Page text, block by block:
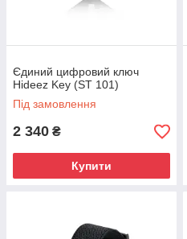
Єдиний цифровий ключ
Hideez Key (ST 101)
Під замовлення
2 340 ₴
Купити